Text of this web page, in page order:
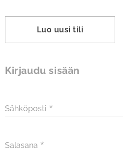
Luo uusi tili
Kirjaudu sisään
Sähköposti
Salasana